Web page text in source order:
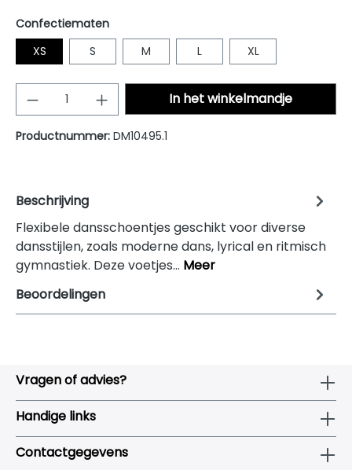
Selecteer
Confectiematen
XS
S M L XL
Producthoeveelheid: Voer de
In het winkelmandje
Productnummer: DM10495.1
Beschrijving
Flexibele dansschoentjes geschikt voor diverse
dansstijlen, zoals moderne dans, lyrical en ritmisch
gymnastiek. Deze voetjes… Meer
Beoordelingen
Vragen of advies?
Handige links
Contactgegevens